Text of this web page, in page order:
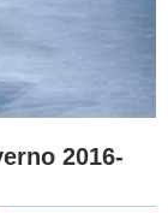
2016-